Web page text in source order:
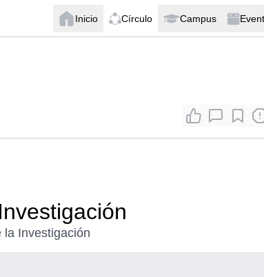
Inicio Círculo Campus
la Investigación